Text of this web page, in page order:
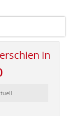
in